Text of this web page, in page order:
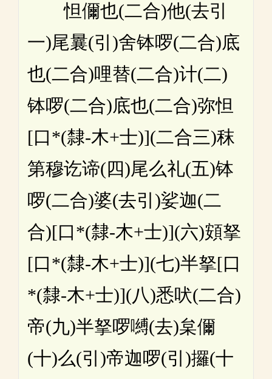
怛儞也(二合)他(去引
一)尾曩(引)舍钵啰(二合)底
也(二合)哩替(二合)计(二)
钵啰(二合)底也(二合)弥怛
[口*(隸-木+士)](二合三)秣
第穆讫谛(四)尾么礼(五)钵
啰(二合)婆(去引)娑迦(二
合)[口*(隸-木+士)](六)頞拏
[口*(隸-木+士)](七)半拏[口
*(隸-木+士)](八)悉吠(二合)
帝(九)半拏啰嚩(去)枲儞
(十)么(引)帝迦啰(引)攞(十